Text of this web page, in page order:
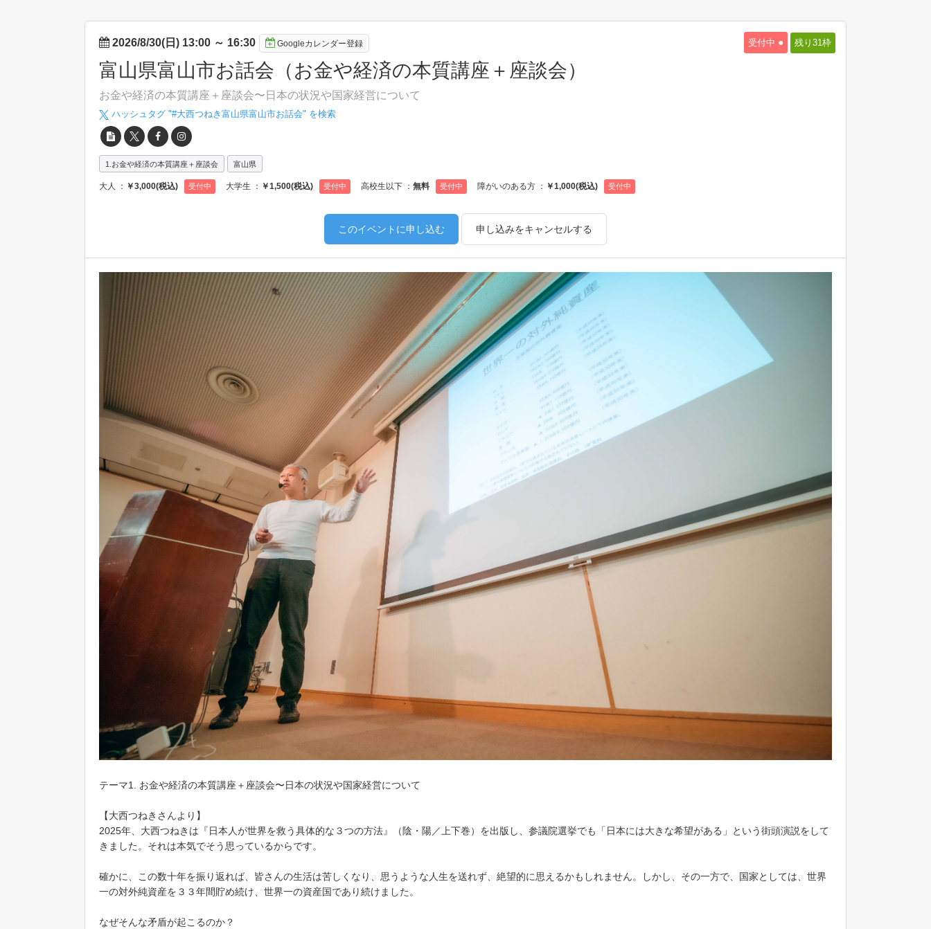
2026/8/30(日) 13:00 ～ 16:30 Googleカレンダー登録 受付中 ● 残り31枠
富山県富山市お話会（お金や経済の本質講座＋座談会）
お金や経済の本質講座＋座談会〜日本の状況や国家経営について
ハッシュタグ "#大西つねき富山県富山市お話会" を検索
1.お金や経済の本質講座＋座談会 富山県
大人 ： ￥3,000(税込) 受付中 大学生 ： ￥1,500(税込) 受付中 高校生以下 ： 無料 受付中 障がいのある方 ： ￥1,000(税込) 受付中
このイベントに申し込む 申し込みをキャンセルする
テーマ1. お金や経済の本質講座＋座談会〜日本の状況や国家経営について
【大西つねきさんより】
2025年、大西つねきは『日本人が世界を救う具体的な３つの方法』（陰・陽／上下巻）を出版し、参議院選挙でも「日本には大きな希望がある」という街頭演説をして
きました。それは本気でそう思っているからです。
確かに、この数十年を振り返れば、皆さんの生活は苦しくなり、思うような人生を送れず、絶望的に思えるかもしれません。しかし、その一方で、国家としては、世界
一の対外純資産を３３年間貯め続け、世界一の資産国であり続けました。
なぜそんな矛盾が起こるのか？